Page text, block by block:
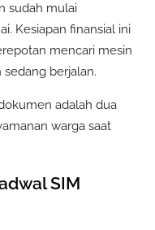
sudah mulai
Kesiapan finansial ini
mencari mesin
sedang berjalan.
adalah dua
warga saat
SIM